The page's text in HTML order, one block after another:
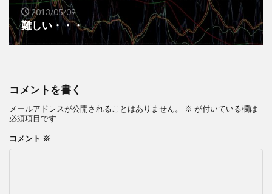
2013/05/09
難しい・・・
コメントを書く
メールアドレスが公開されることはありません。 ※ が付いている欄は
必須項目です
コメント ※